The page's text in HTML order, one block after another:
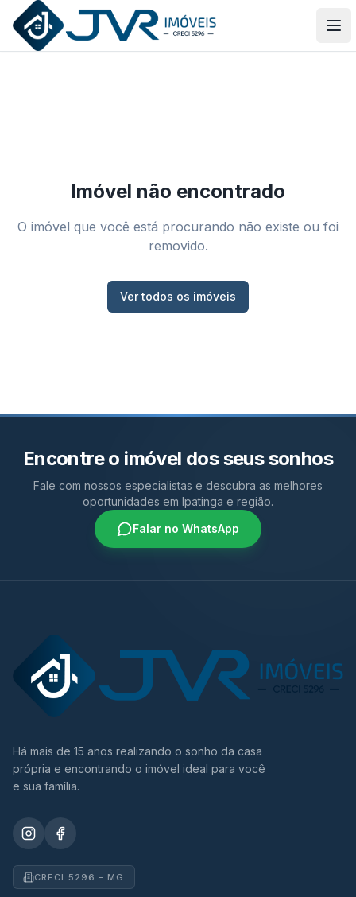
JVR Imóveis
Imóvel não encontrado
O imóvel que você está procurando não existe ou foi
removido.
Ver todos os imóveis
Encontre o imóvel dos seus sonhos
Fale com nossos especialistas e descubra as melhores
oportunidades em Ipatinga e região.
Falar no WhatsApp
Há mais de 15 anos realizando o sonho da casa
própria e encontrando o imóvel ideal para você
e sua família.
CRECI 5296 - MG